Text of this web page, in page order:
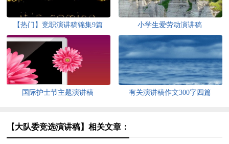
【热门】竞职演讲稿锦集9篇 小学生爱劳动演讲稿
国际护士节主题演讲稿 有关演讲稿作文300字四篇
【大队委竞选演讲稿】相关文章：